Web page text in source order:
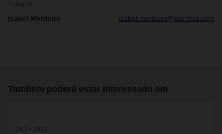
Contacto
Isabel Monteiro isabel.monteiro@dachser.com
Também poderá estar interessado em
06.04.2022